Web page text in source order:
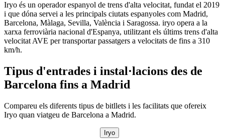
Iryo és un operador espanyol de trens d'alta velocitat, fundat el 2019
i que dóna servei a les principals ciutats espanyoles com Madrid,
Barcelona, Màlaga, Sevilla, València i Saragossa. iryo opera a la
xarxa ferroviària nacional d'Espanya, utilitzant els últims trens d'alta
velocitat AVE per transportar passatgers a velocitats de fins a 310
km/h.
Tipus d'entrades i instal·lacions des de
Barcelona fins a Madrid
Compareu els diferents tipus de bitllets i les facilitats que ofereix
Iryo quan viatgeu de Barcelona a Madrid.
Iryo